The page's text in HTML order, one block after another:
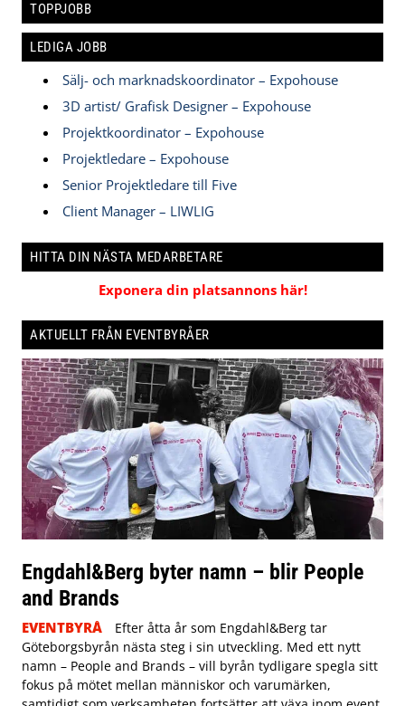
TOPPJOBB
LEDIGA JOBB
Sälj- och marknadskoordinator – Expohouse
3D artist/ Grafisk Designer – Expohouse
Projektkoordinator – Expohouse
Projektledare – Expohouse
Senior Projektledare till Five
Client Manager – LIWLIG
HITTA DIN NÄSTA MEDARBETARE
Exponera din platsannons här!
AKTUELLT FRÅN EVENTBYRÅER
Engdahl&Berg byter namn – blir People
and Brands
EVENTBYRÅ
Efter åtta år som Engdahl&Berg tar
Göteborgsbyrån nästa steg i sin utveckling. Med ett nytt
namn – People and Brands – vill byrån tydligare spegla sitt
fokus på mötet mellan människor och varumärken,